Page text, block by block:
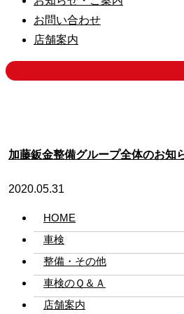
お問い合わせ
店舗案内
加藤鈑金整備グループ全体のお知
2020.05.31
HOME
車検
整備・その他
車検のＱ＆Ａ
店舗案内